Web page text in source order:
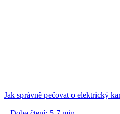
Jak správně pečovat o elektrický